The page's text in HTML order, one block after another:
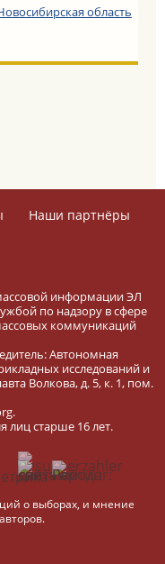
область
Наши партнёры
информации ЭЛ
по надзору в сфере
коммуникаций
Автономная
исследований и
Волкова, д. 5, к. 1, пом.
лиц старше 16 лет.
о выборах, и мнение